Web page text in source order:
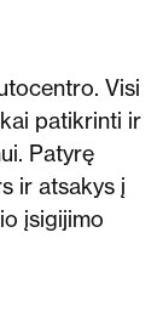
Visi
patikrinti ir
Patyrę
ir atsakys į
įsigijimo